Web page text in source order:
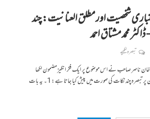
شخصیت اور مطلق العنانیت: چند
محمد مشتاق احمد
تبصرہ لکھیے
خان ناصر صاحب نے اس موضوع پر ایک فکر انگیز مضمون لکھا
ہے۔ یہاں اس مضمون پر تبصرہ چند نکات کی صورت میں پیش کیا جاتا ہے: 1۔ یہ بات